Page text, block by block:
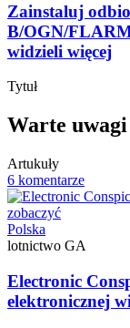
Zainstaluj
B/OGN/
widzieli więcej
Tytuł
Warte uwagi
Artukuły
6 komentarze
Polska
lotnictwo GA
Electronic
elektronicznej